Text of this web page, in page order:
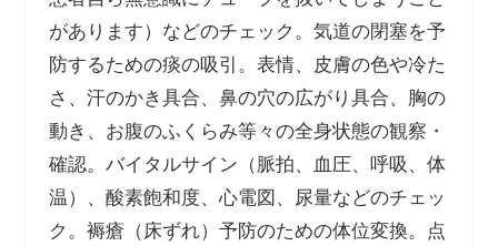
があります）などのチェック。気道の閉塞を予
防するための痰の吸引。表情、皮膚の色や冷た
さ、汗のかき具合、鼻の穴の広がり具合、胸の
動き、お腹のふくらみ等々の全身状態の観察・
確認。バイタルサイン（脈拍、血圧、呼吸、体
温）、酸素飽和度、心電図、尿量などのチェッ
ク。褥瘡（床ずれ）予防のための体位変換。点